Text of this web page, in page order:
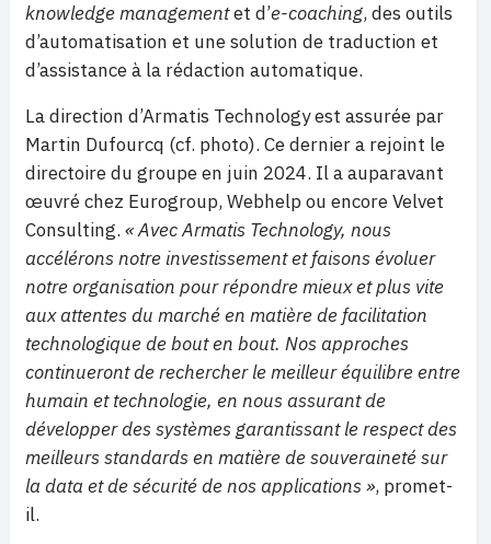
knowledge managementet d’e-coaching, des outils
d’automatisation et une solution de traduction et
d’assistance à la rédaction automatique.
La direction d’Armatis Technology est assurée par
Martin Dufourcq (cf. photo). Ce dernier a rejoint le
directoire du groupe en juin 2024. Il a auparavant
œuvré chez Eurogroup, Webhelp ou encore Velvet
Consulting. « Avec Armatis Technology, nous
accélérons notre investissement et faisons évoluer
notre organisation pour répondre mieux et plus vite
aux attentes du marché en matière de facilitation
technologique de bout en bout. Nos approches
continueront de rechercher le meilleur équilibre entre
humain et technologie, en nous assurant de
développer des systèmes garantissant le respect des
meilleurs standards en matière de souveraineté sur
la data et de sécurité de nos applications », promet-
il.